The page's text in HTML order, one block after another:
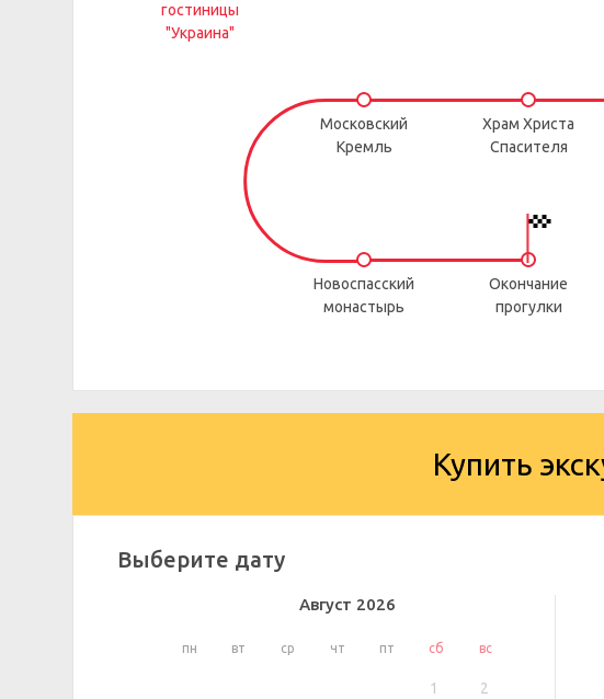
гостиницы
"Украина"
Храм Христа
Спасителя
Московский
Кремль
Новоспасский
монастырь
Окончание
прогулки
Купить
Выберите дату
Август 2026
пн вт ср чт пт сб вс
1 2